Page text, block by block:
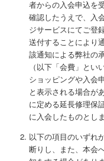
者からの入会申込を
確認したうえで、入
ジサービスにてご登
送付することにより
該通知による弊社の
（以下「会費」と
ショッピングや入会
と表示される場合が
に定める延長修理保
に入会したものとしま
以下の項目のいずれ
断りし、また、本会